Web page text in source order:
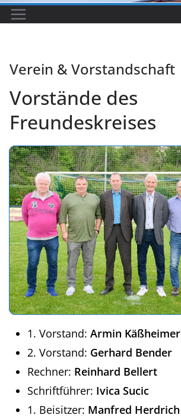
Verein & Vorstandschaft
Vorstände des
Freundeskreises
1. Vorstand: Armin Käßheimer
2. Vorstand: Gerhard Bender
Rechner: Reinhard Bellert
Schriftführer: Ivica Sucic
1. Beisitzer: Manfred Herdrich